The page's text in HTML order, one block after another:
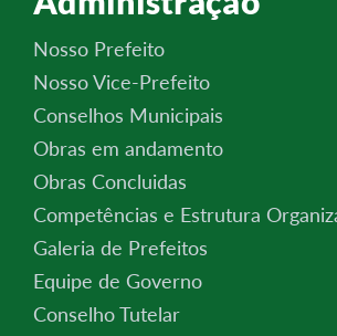
Nosso Prefeito
Nosso Vice-Prefeito
Conselhos Municipais
Obras em andamento
Obras Concluidas
Competências e Estrutura
Galeria de Prefeitos
Equipe de Governo
Conselho Tutelar